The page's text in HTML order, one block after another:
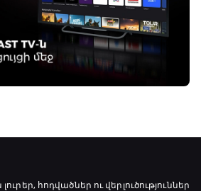
հոդվածներ ու վերլուծություններ